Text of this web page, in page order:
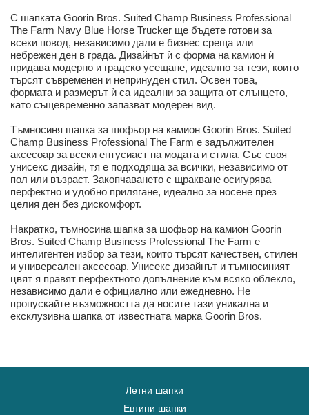
С шапката Goorin Bros. Suited Champ Business Professional
The Farm Navy Blue Horse Trucker ще бъдете готови за
всеки повод, независимо дали е бизнес среща или
небрежен ден в града. Дизайнът ѝ с форма на камион ѝ
придава модерно и градско усещане, идеално за тези, които
търсят съвременен и непринуден стил. Освен това,
формата и размерът ѝ са идеални за защита от слънцето,
като същевременно запазват модерен вид.
Тъмносиня шапка за шофьор на камион Goorin Bros. Suited
Champ Business Professional The Farm е задължителен
аксесоар за всеки ентусиаст на модата и стила. Със своя
унисекс дизайн, тя е подходяща за всички, независимо от
пол или възраст. Закопчаването с щракване осигурява
перфектно и удобно прилягане, идеално за носене през
целия ден без дискомфорт.
Накратко, тъмносина шапка за шофьор на камион Goorin
Bros. Suited Champ Business Professional The Farm е
интелигентен избор за тези, които търсят качествен, стилен
и универсален аксесоар. Унисекс дизайнът и тъмносиният
цвят я правят перфектното допълнение към всяко облекло,
независимо дали е официално или ежедневно. Не
пропускайте възможността да носите тази уникална и
ексклузивна шапка от известната марка Goorin Bros.
Летни шапки
Евтини шапки